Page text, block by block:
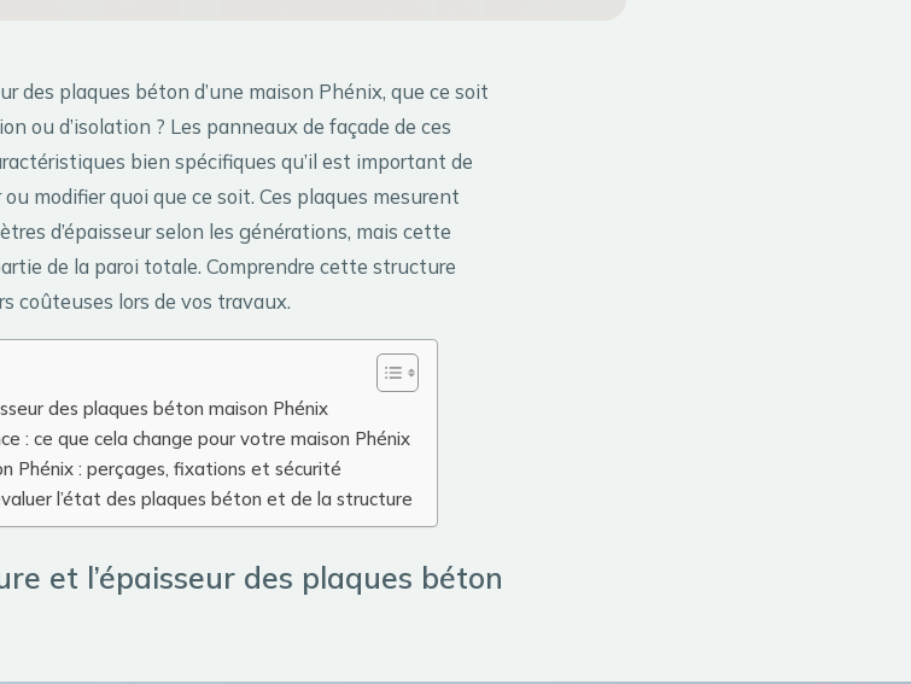
des plaques béton d’une maison Phénix, que ce soit
ou d’isolation ? Les panneaux de façade de ces
bien spécifiques qu’il est important de
modifier quoi que ce soit. Ces plaques mesurent
d’épaisseur selon les générations, mais cette
de la paroi totale. Comprendre cette structure
coûteuses lors de vos travaux.
des plaques béton maison Phénix
: ce que cela change pour votre maison Phénix
Phénix : perçages, fixations et sécurité
l’état des plaques béton et de la structure
et l’épaisseur des plaques béton